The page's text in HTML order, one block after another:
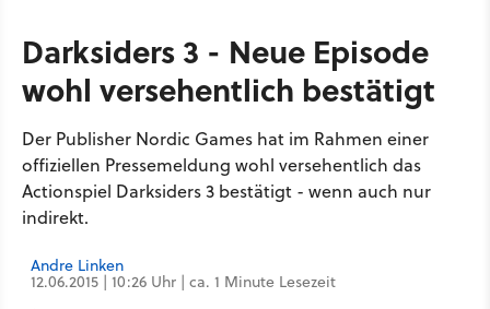
Darksiders 3 - Neue Episode
wohl versehentlich bestätigt
Der Publisher Nordic Games hat im Rahmen einer
offiziellen Pressemeldung wohl versehentlich das
Actionspiel Darksiders 3 bestätigt - wenn auch nur
indirekt.
Andre Linken
12.06.2015 | 10:26 Uhr | ca. 1 Minute Lesezeit